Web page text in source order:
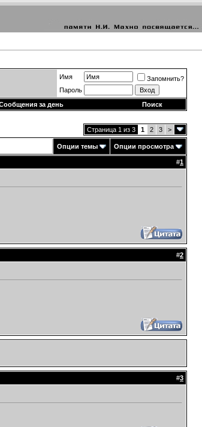
Имя
Запомнить?
Пароль
за день Поиск
Страница 1 из 3 1 2 3 >
Опции темы Опции просмотра
#1
#2
#3